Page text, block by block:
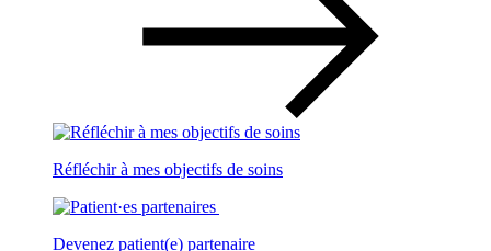
Réfléchir à mes objectifs de soins
Devenez patient(e) partenaire